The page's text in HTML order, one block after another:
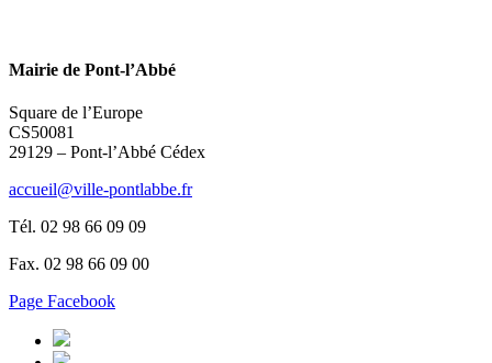
Mairie de Pont-l’Abbé
Square de l’Europe
CS50081
29129 – Pont-l’Abbé Cédex
accueil@ville-pontlabbe.fr
Tél. 02 98 66 09 09
Fax. 02 98 66 09 00
Page Facebook